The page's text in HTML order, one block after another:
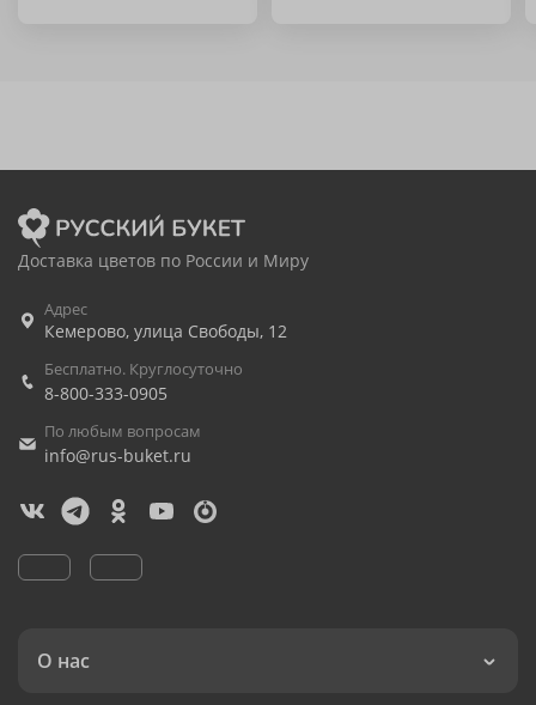
Доставка цветов по России и Миру
Адрес
Кемерово, улица Свободы, 12
Бесплатно. Круглосуточно
8-800-333-0905
По любым вопросам
info@rus-buket.ru
О нас